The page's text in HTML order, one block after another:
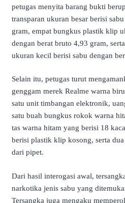
petugas menyita barang bukti
transparan ukuran besar berisi
gram, empat bungkus plastik klip
dengan berat bruto 4,93 gram,
ukuran kecil berisi sabu dengan
Selain itu, petugas turut
genggam merek Realme warna
satu unit timbangan elektronik,
satu buah bungkus rokok warna
tas warna hitam yang berisi 18
berisi plastik klip kosong, serta
dari pipet.
Dari hasil interogasi awal,
narkotika jenis sabu yang
Tersangka juga mengaku